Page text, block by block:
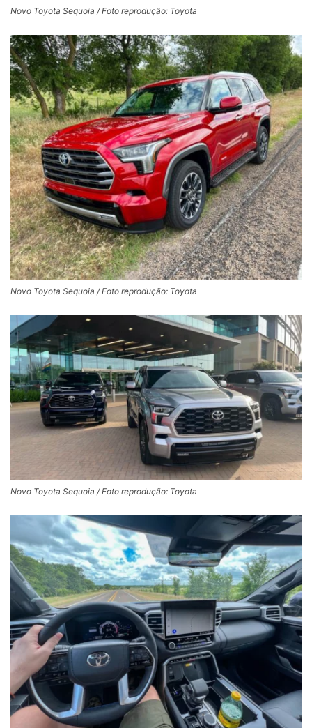
Novo Toyota Sequoia / Foto reprodução: Toyota
Novo Toyota Sequoia / Foto reprodução: Toyota
Novo Toyota Sequoia / Foto reprodução: Toyota